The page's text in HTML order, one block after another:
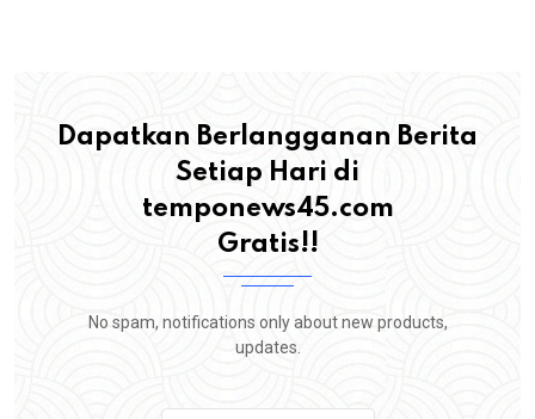
Dapatkan Berlangganan Berita
Setiap Hari di
temponews45.com
Gratis!!
No spam, notifications only about new products,
updates.